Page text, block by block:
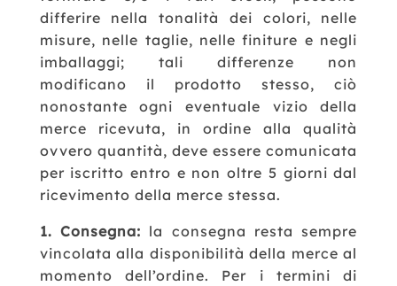
differire nella tonalità dei colori, nelle
misure, nelle taglie, nelle finiture e negli
imballaggi; tali differenze non
modificano il prodotto stesso,ciò
nonostante ogni eventuale vizio della
merce ricevuta, in ordine alla qualità
ovvero quantità, deve essere comunicata
per iscritto entro e non oltre 5 giorni dal
ricevimento della merce stessa.
1. Consegna: la consegna resta sempre
vincolata alla disponibilità della merce al
momento dell’ordine. Per i termini di